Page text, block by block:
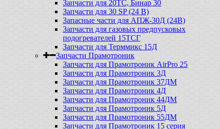
Запчасти для 20ТС, Бинар 30
Запчасти для 30 SP (24 В)
Запасные части для АПЖ-30Д (24В)
Запчасти для газовых предпусковых
подогревателей 15ТСГ
Запчасти для Терммикс 15Д
Запчасти Прамотроник
Запчасти для Прамотроник AirPro 25
Запчасти для Прамотроник 3Д
Запчасти для Прамотроник 37ДМ
Запчасти для Прамотроник 4Д
Запчасти для Прамотроник 44ДМ
Запчасти для Прамотроник 5Д
Запчасти для Прамотроник 55ДМ
Запчасти для Прамотроник 15 серия